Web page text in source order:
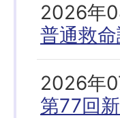
2026年
普通救
2026年
第77回